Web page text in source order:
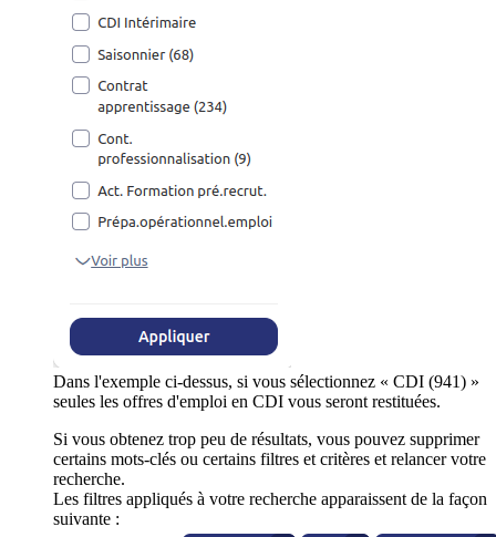
Dans l'exemple ci-dessus, si vous sélectionnez « CDI (941) »
seules les offres d'emploi en CDI vous seront restituées.
Si vous obtenez trop peu de résultats, vous pouvez supprimer
certains mots-clés ou certains filtres et critères et relancer votre
recherche.
Les filtres appliqués à votre recherche apparaissent de la façon
suivante :